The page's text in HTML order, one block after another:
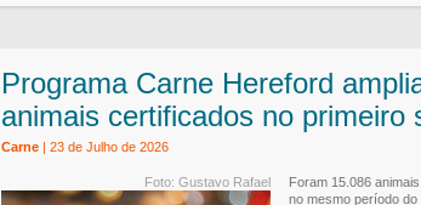
Programa Carne Hereford
animais certificados no primeiro
Carne | 23 de Julho de 2026
Foto: Gustavo Rafael
Foram 15.086
no mesmo período